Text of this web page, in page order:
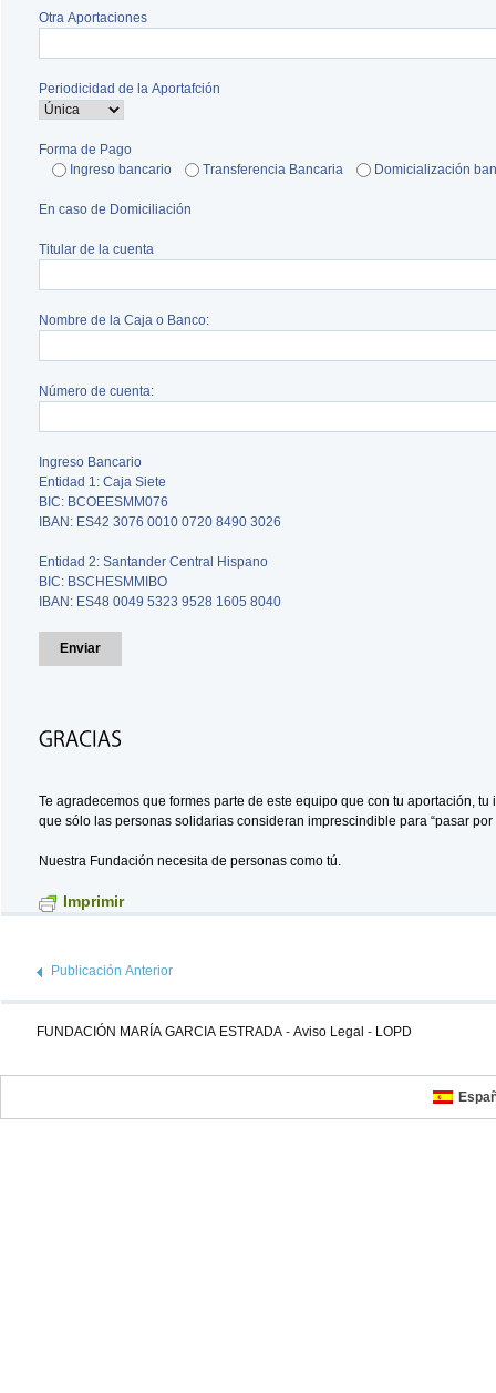
Otra Aportaciones
Periodicidad de la Aportafción
Forma de Pago
Ingreso bancario
Transferencia Bancaria Domicialización
En caso de Domiciliación
Titular de la cuenta
Nombre de la Caja o Banco:
Número de cuenta:
Ingreso Bancario
Entidad 1: Caja Siete
BIC: BCOEESMM076
IBAN: ES42 3076 0010 0720 8490 3026
Entidad 2: Santander Central Hispano
BIC: BSCHESMMIBO
IBAN: ES48 0049 5323 9528 1605 8040
Te agradecemos que formes parte de este equipo que con tu aportación,
que sólo las personas solidarias consideran imprescindible para “pasar
Nuestra Fundación necesita de personas como tú.
Imprimir
Publicación Anterior
FUNDACIÓN MARÍA GARCIA ESTRADA - Aviso Legal - LOPD